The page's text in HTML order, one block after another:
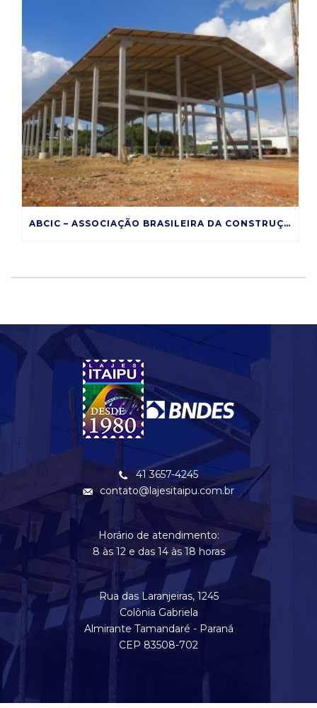
ABCIC – ASSOCIAÇÃO BRASILEIRA DA CONSTRUÇÃO INDUSTRIALIZADA DE CONCRETO
41 3657-4245
contato@lajesitaipu.com.br
Horário de atendimento:
8 às 12 e das 14 às 18 horas
Rua das Laranjeiras, 1245
Colônia Gabriela
Almirante Tamandaré - Paraná
CEP 83508-702